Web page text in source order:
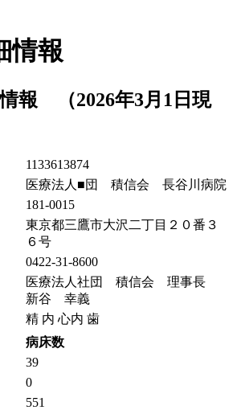
情報
報 （2026年3月1日現
1133613874
医療法人■団 積信会 長谷川病院
181-0015
東京都三鷹市大沢二丁目２０番３
６号
0422-31-8600
医療法人社団 積信会 理事長
新谷 幸義
精 内 心内 歯
病床数
39
0
551